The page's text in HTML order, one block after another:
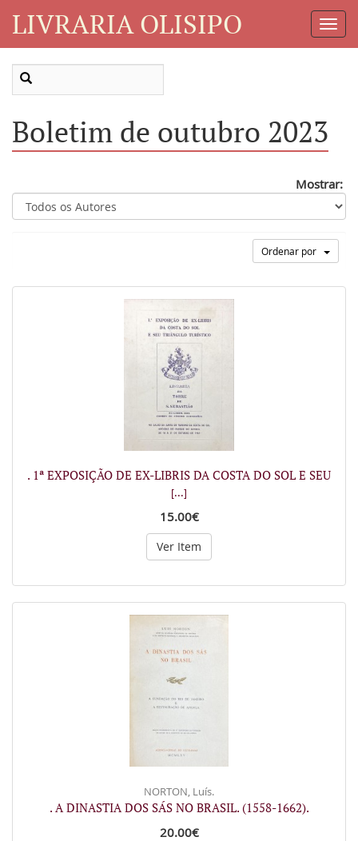
LIVRARIA OLISIPO
Boletim de outubro 2023
Mostrar:
Ordenar por
. 1ª EXPOSIÇÃO DE EX-LIBRIS DA COSTA DO SOL E SEU
[...]
15.00€
Ver Item
NORTON, Luís.
. A DINASTIA DOS SÁS NO BRASIL. (1558-1662).
20.00€